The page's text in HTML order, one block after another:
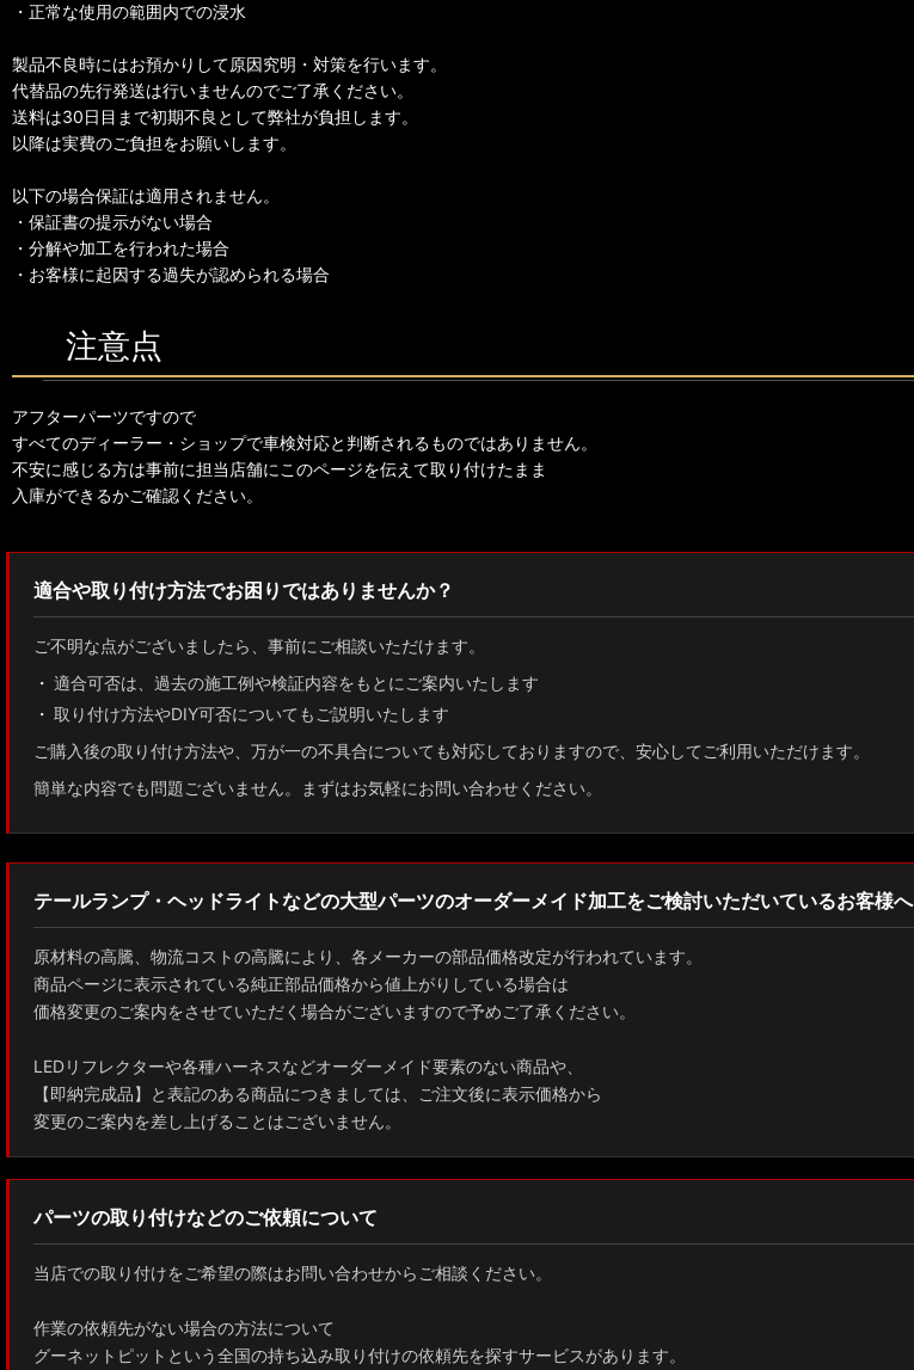
・正常な使用の範囲内での浸水
製品不良時にはお預かりして原因究明・対策を行います。
代替品の先行発送は行いませんのでご了承ください。
送料は30日目まで初期不良として弊社が負担します。
以降は実費のご負担をお願いします。
以下の場合保証は適用されません。
・保証書の提示がない場合
・分解や加工を行われた場合
・お客様に起因する過失が認められる場合
注意点
アフターパーツですので
すべてのディーラー・ショップで車検対応と判断されるものではありません。
不安に感じる方は事前に担当店舗にこのページを伝えて取り付けたまま
入庫ができるかご確認ください。
適合や取り付け方法でお困りではありませんか？
ご不明な点がございましたら、事前にご相談いただけます。
適合可否は、過去の施工例や検証内容をもとにご案内いたします
取り付け方法やDIY可否についてもご説明いたします
ご購入後の取り付け方法や、万が一の不具合についても対応しておりますので、安心してご利用いただけます。
簡単な内容でも問題ございません。まずはお気軽にお問い合わせください。
テールランプ・ヘッドライトなどの大型パーツのオーダーメイド加工をご検討いただいているお客様へ
原材料の高騰、物流コストの高騰により、各メーカーの部品価格改定が行われています。
商品ページに表示されている純正部品価格から値上がりしている場合は
価格変更のご案内をさせていただく場合がございますので予めご了承ください。
LEDリフレクターや各種ハーネスなどオーダーメイド要素のない商品や、
【即納完成品】と表記のある商品につきましては、ご注文後に表示価格から
変更のご案内を差し上げることはございません。
パーツの取り付けなどのご依頼について
当店での取り付けをご希望の際はお問い合わせからご相談ください。
作業の依頼先がない場合の方法について
グーネットピットという全国の持ち込み取り付けの依頼先を探すサービスがあります。